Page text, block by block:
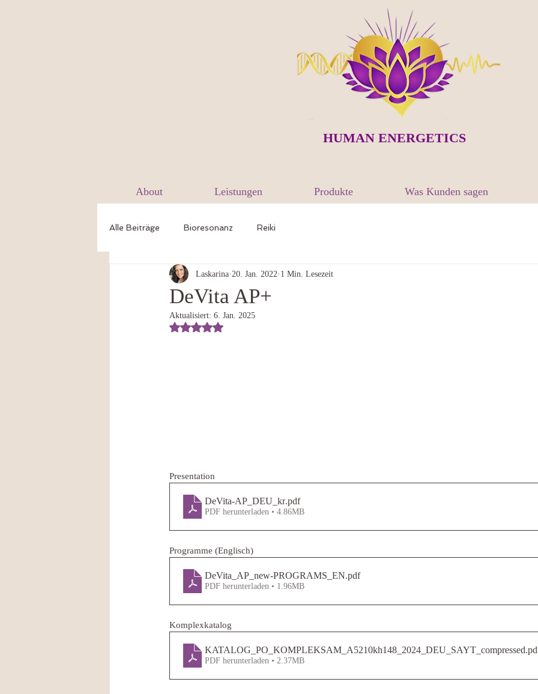
HUMAN ENERGETICS
About Leistungen Produkte Was Kunden sagen
Alle Beiträge Bioresonanz Reiki
DeVita AP+
Laskarina 20. Jan. 2022 1 Min. Lesezeit
Aktualisiert: 6. Jan. 2025
Mit NaN von 5 Sternen bewertet.
Presentation
DeVita-AP_DEU_kr.pdf
PDF herunterladen • 4.86MB
Programme (Englisch)
DeVita_AP_new-PROGRAMS_EN.pdf
PDF herunterladen • 1.96MB
Komplexkatalog
KATALOG_PO_KOMPLEKSAM_A5210kh148_2024_DEU_SAYT_compressed
PDF herunterladen • 2.37MB